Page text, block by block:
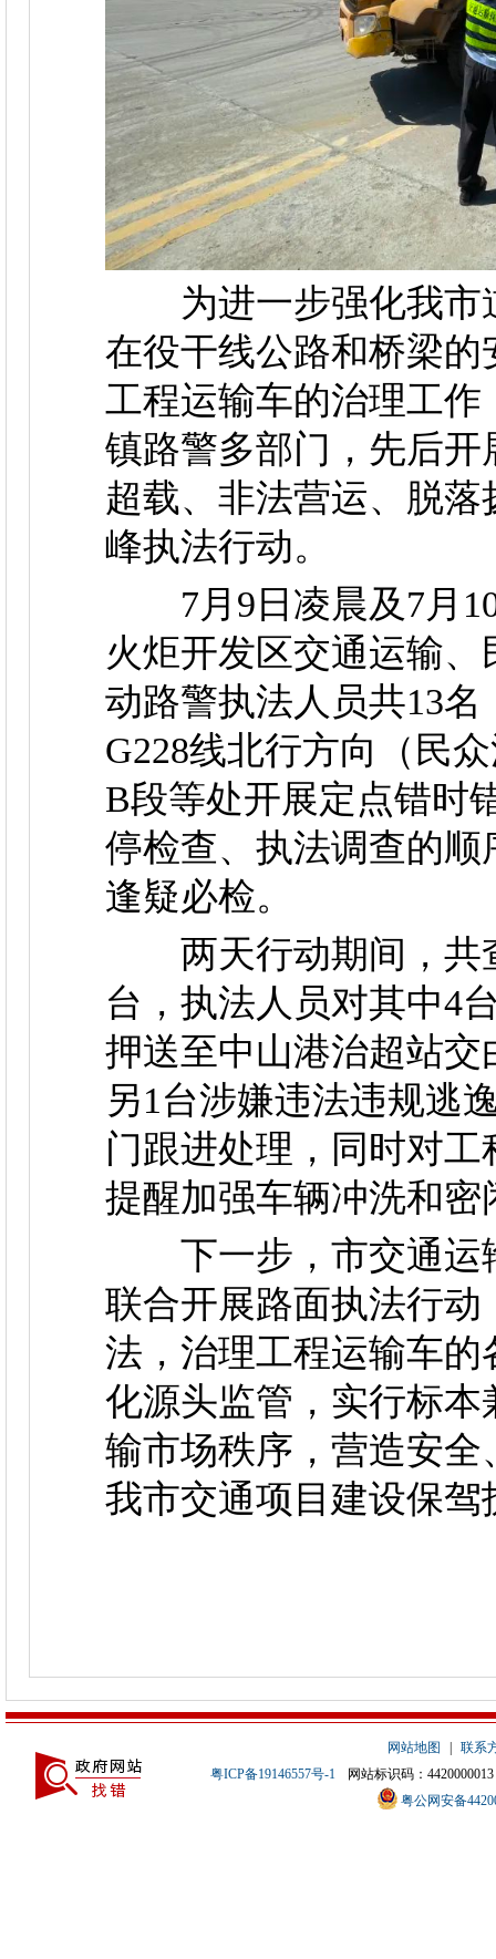
为进一步强化我市
在役干线公路和桥梁
工程运输车的治理工
镇路警多部门，先后
超载、非法营运、脱
峰执法行动。
7月9日凌晨及7月10
火炬开发区交通运输
动路警执法人员共13
G228线北行方向（民
B段等处开展定点错时
停检查、执法调查的
逢疑必检。
两天行动期间，共
台，执法人员对其中4
押送至中山港治超站
另1台涉嫌违法违规逃
门跟进处理，同时对
提醒加强车辆冲洗和密
下一步，市交通运
联合开展路面执法行
法，治理工程运输车
化源头监管，实行标
输市场秩序，营造安
我市交通项目建设保驾
网站地图
联系
粤ICP备19146557号-1
网站标识码：4420000013
粤公网安备